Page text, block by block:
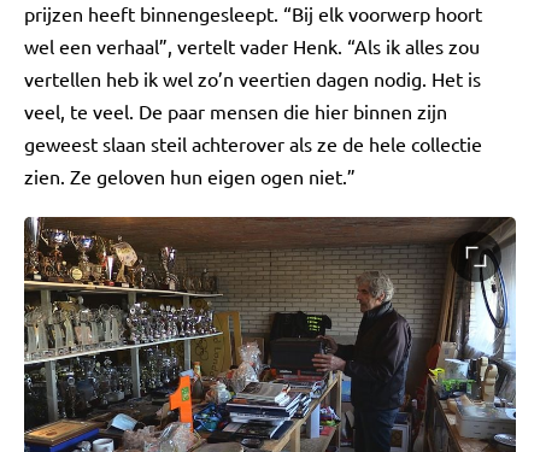
prijzen heeft binnengesleept. “Bij elk voorwerp hoort
wel een verhaal”, vertelt vader Henk. “Als ik alles zou
vertellen heb ik wel zo’n veertien dagen nodig. Het is
veel, te veel. De paar mensen die hier binnen zijn
geweest slaan steil achterover als ze de hele collectie
zien. Ze geloven hun eigen ogen niet.”